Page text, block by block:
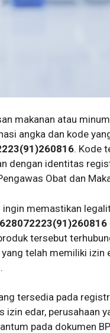
makanan atau
angka dan kode
. Kode
dengan identitas
Obat dan
ingin memastikan
tersebut
yang telah memiliki izin
.
tersedia pada
izin edar, perusahaan
pada dokumen